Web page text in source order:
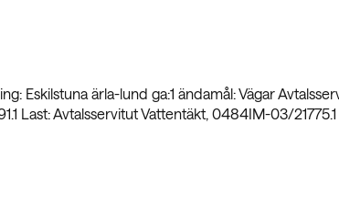
Eskilstuna ärla-lund ga:1 ändamål: Vägar
Last: Avtalsservitut Vattentäkt, 0484IM-03/21775.1